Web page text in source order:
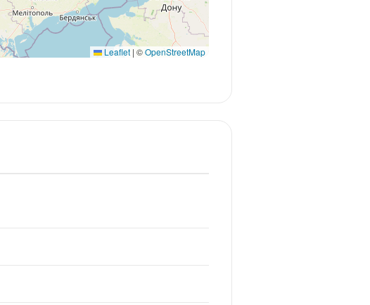
Leaflet | ©OpenStreetMap